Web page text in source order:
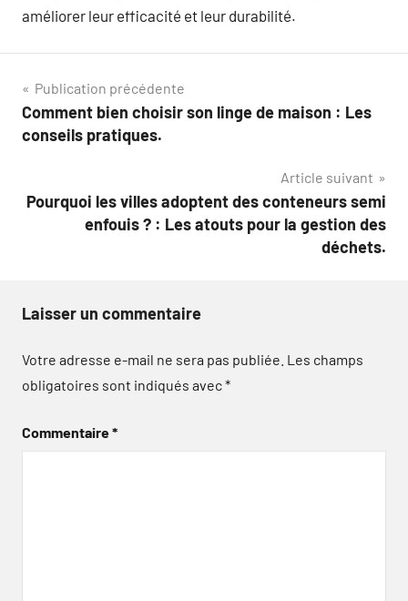
améliorer leur efficacité et leur durabilité.
Navigation
de
Publication précédente
Comment bien choisir son linge de maison : Les
conseils pratiques.
Article suivant
Pourquoi les villes adoptent des conteneurs semi
enfouis ? : Les atouts pour la gestion des
déchets.
Laisser un commentaire
Votre adresse e-mail ne sera pas publiée. Les champs
obligatoires sont indiqués avec*
Commentaire*